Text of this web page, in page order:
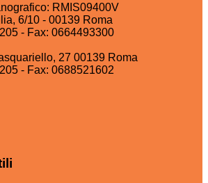
RMIS09400V
6/10 - 00139 Roma
- Fax: 0664493300
27 00139 Roma
- Fax: 0688521602